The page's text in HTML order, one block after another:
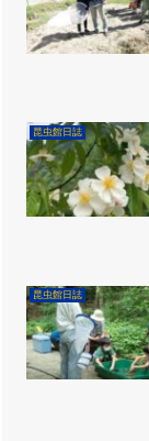
昆虫館日誌
昆虫館日誌